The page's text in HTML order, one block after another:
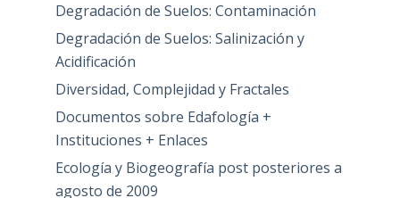
Degradación de Suelos: Contaminación
Degradación de Suelos: Salinización y
Acidificación
Diversidad, Complejidad y Fractales
Documentos sobre Edafología +
Instituciones + Enlaces
Ecología y Biogeografía post posteriores a
agosto de 2009